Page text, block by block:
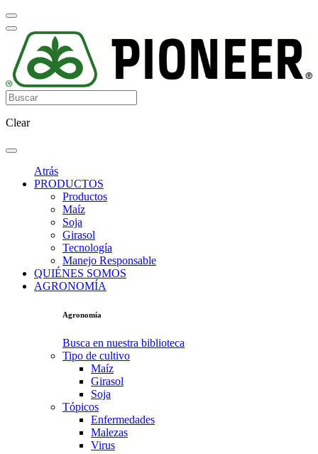
Clear
Atrás
PRODUCTOS
Productos
Maíz
Soja
Girasol
Tecnología
Manejo Responsable
QUIÉNES SOMOS
AGRONOMÍA
Agronomía
Busca en nuestra biblioteca
Tipo de cultivo
Maíz
Girasol
Soja
Tópicos
Enfermedades
Malezas
Virus